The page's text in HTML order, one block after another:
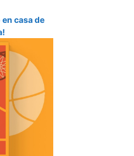
casa de